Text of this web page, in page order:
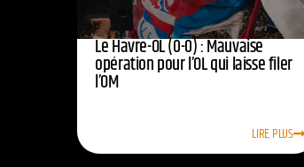
Le Havre-OL (0-0) : Mauvaise
opération pour l’OL qui laisse filer
l’OM
LIRE PLUS